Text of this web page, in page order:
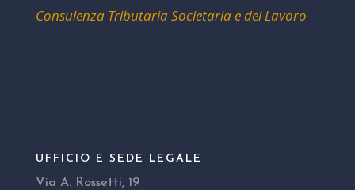
Consulenza Tributaria Societaria e del Lavoro
UFFICIO E SEDE LEGALE
Via A. Rossetti, 19